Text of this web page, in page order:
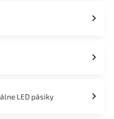
LED pásiky